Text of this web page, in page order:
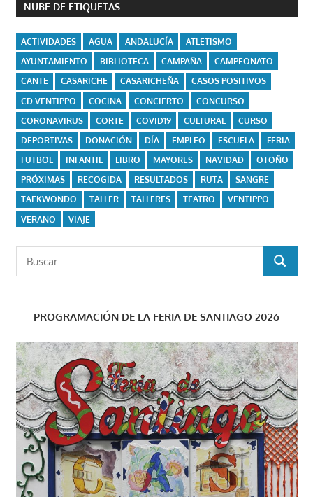
NUBE DE ETIQUETAS
ACTIVIDADES AGUA ANDALUCÍA
ATLETISMO
AYUNTAMIENTO
BIBLIOTECA CAMPAÑA
CAMPEONATO
CANTE
CASARICHE CASARICHEÑA
CASOS POSITIVOS
CD VENTIPPO
COCINA CONCIERTO
CONCURSO
CORONAVIRUS
CORTE COVID19 CULTURAL
CURSO
DEPORTIVAS
DONACIÓN DÍA EMPLEO ESCUELA
FERIA
FUTBOL
INFANTIL LIBRO MAYORES NAVIDAD
OTOÑO
PRÓXIMAS
RECOGIDA RESULTADOS RUTA
SANGRE
TAEKWONDO
TALLER TALLERES TEATRO
VENTIPPO
VERANO
VIAJE
BUSCAR
PROGRAMACIÓN DE LA FERIA DE SANTIAGO 2026